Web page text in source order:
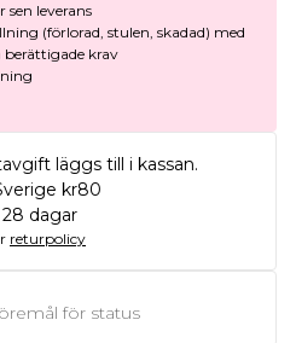
sen leverans
(förlorad, stulen, skadad) med
krav
läggs till i kassan.
kr80
dagar
returpolicy
för status